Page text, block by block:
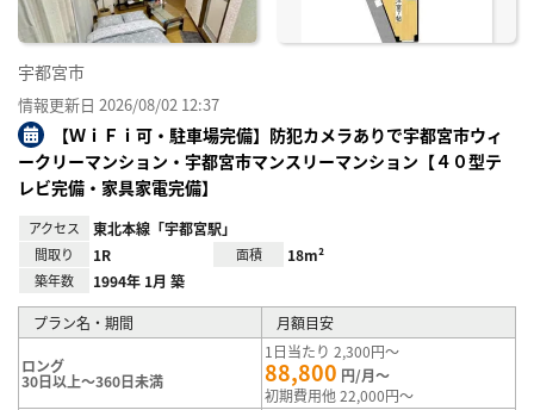
宇都宮市
情報更新日 2026/08/02 12:37
【ＷｉＦｉ可・駐車場完備】防犯カメラありで宇都宮市ウィ
ークリーマンション・宇都宮市マンスリーマンション【４０型テ
レビ完備・家具家電完備】
アクセス 東北本線「宇都宮駅」
間取り 1R 面積 18m²
築年数 1994年 1月 築
プラン名・期間 月額目安
ロング
30日以上～360日未満
1日当たり 2,300円～
88,800 円/月～
初期費用他 22,000円～